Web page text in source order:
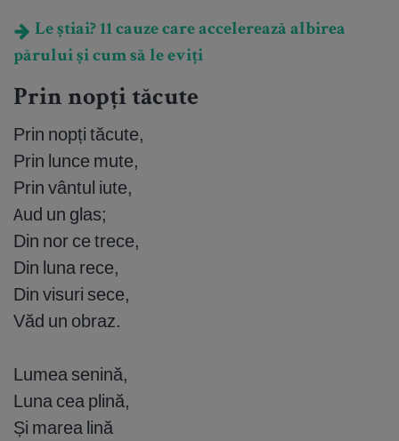
Le știai? 11 cauze care accelerează albirea
părului și cum să le eviți
Prin nopți tăcute
Prin nopți tăcute,
Prin lunce mute,
Prin vântul iute,
Aud un glas;
Din nor ce trece,
Din luna rece,
Din visuri sece,
Văd un obraz.
Lumea senină,
Luna cea plină,
Și marea lină